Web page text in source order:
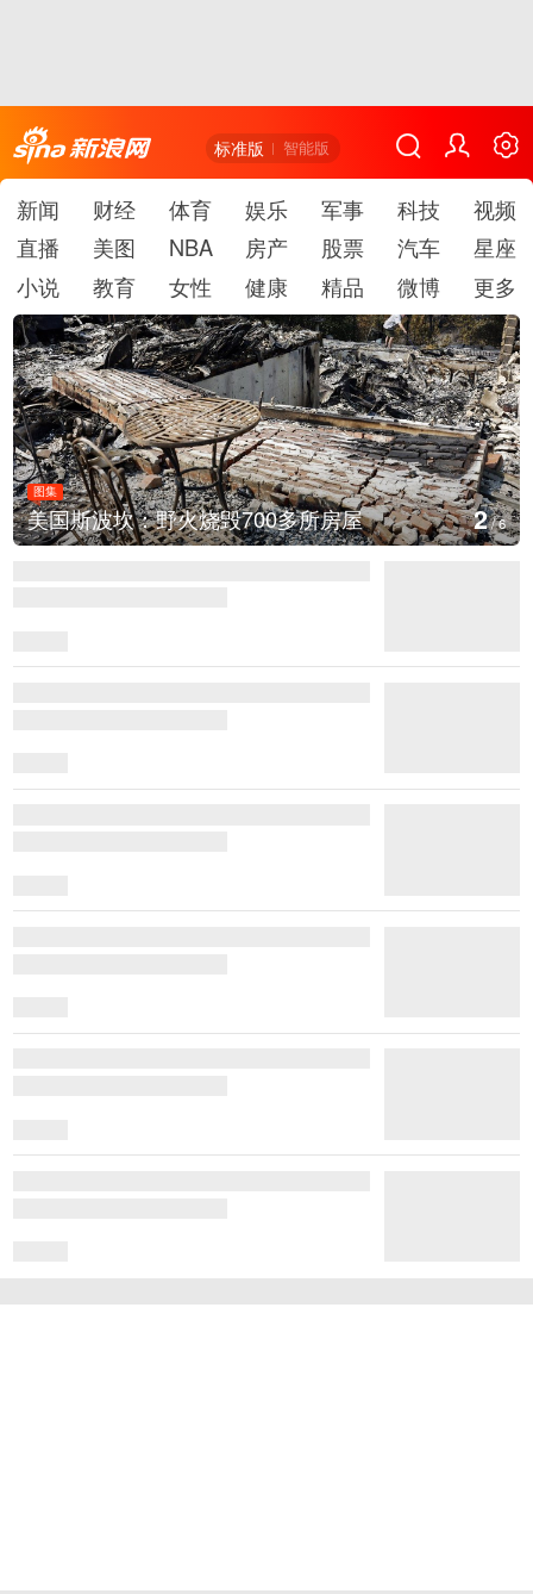
标准版 智能版
新闻 财经 体育 娱乐 军事 科技
视频
直播
美图 NBA 房产 股票 汽车
星座
小说
教育 女性 健康 精品 微博 更多
图集
美国斯波坎：野火烧毁700多所房屋 2/6